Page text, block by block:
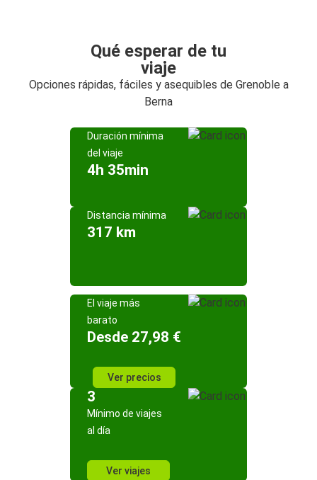
Qué esperar de tu
viaje
Opciones rápidas, fáciles y asequibles de Grenoble a
Berna
Duración mínima
del viaje
4h 35min
Distancia mínima
317 km
El viaje más
barato
Desde 27,98 €
Ver precios
3
Mínimo de viajes
al día
Ver viajes